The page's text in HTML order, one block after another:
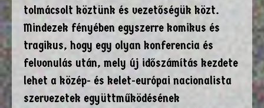
tolmácsolt köztünk és vezetőségük közt.
Mindezek fényében egyszerre komikus és
tragikus, hogy egy olyan konferencia és
felvonulás után, mely új időszámítás kezdete
lehet a közép- és kelet-európai nacionalista
szervezetek együttműködésének